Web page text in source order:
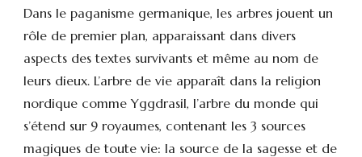
Dans le paganisme germanique, les arbres jouent un
rôle de premier plan, apparaissant dans divers
aspects des textes survivants et même au nom de
leurs dieux. L’arbre de vie apparaît dans la religion
nordique comme Yggdrasil, l’arbre du monde qui
s’étend sur 9 royaumes, contenant les 3 sources
magiques de toute vie: la source de la sagesse et de